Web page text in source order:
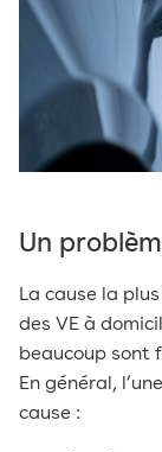
Un
La cause la
des VE à
beaucoup sont
En général,
cause :